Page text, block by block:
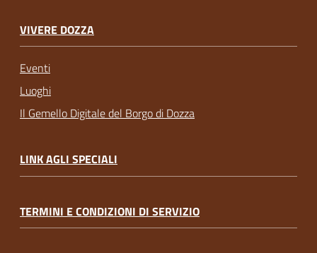
VIVERE DOZZA
Eventi
Luoghi
Il Gemello Digitale del Borgo di Dozza
LINK AGLI SPECIALI
TERMINI E CONDIZIONI DI SERVIZIO